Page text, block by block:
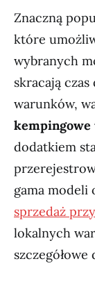
Znaczną
które
wybranych
skracają
warunków,
kempingowe
dodatkiem
gama modeli
sprzedaż
lokalnych